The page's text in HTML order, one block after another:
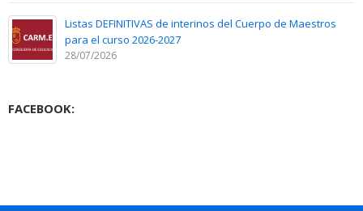
Listas DEFINITIVAS de interinos del Cuerpo de Maestros
para el curso 2026-2027
28/07/2026
FACEBOOK: